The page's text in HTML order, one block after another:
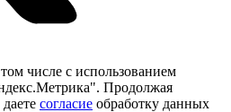
числе с использованием
Продолжая
согласие обработку данных